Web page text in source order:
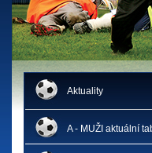
Aktuality
A - MUŽI aktuální